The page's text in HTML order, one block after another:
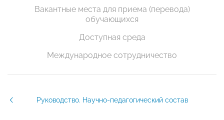
Вакантные места для приема (перевода)
обучающихся
Доступная среда
Международное сотрудничество
Руководство. Научно-педагогический состав